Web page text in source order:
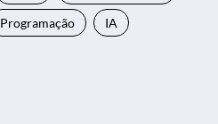
Programação IA